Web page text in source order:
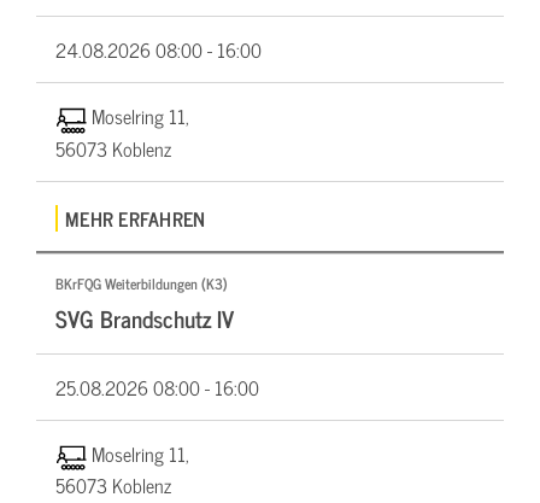
24.08.202608:00 - 16:00
Moselring 11,
56073 Koblenz
MEHR ERFAHREN
BKrFQG Weiterbildungen (K3)
SVG Brandschutz IV
25.08.202608:00 - 16:00
Moselring 11,
56073 Koblenz